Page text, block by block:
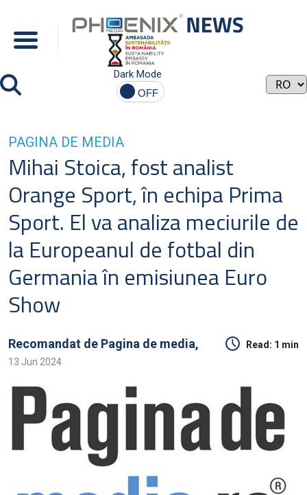
Dark Mode
PAGINA DE MEDIA
Mihai Stoica, fost analist
Orange Sport, în echipa Prima
Sport. El va analiza meciurile de
la Europeanul de fotbal din
Germania în emisiunea Euro
Show
Recomandat de Pagina de media, Read: 1 min
13 Jun 2024